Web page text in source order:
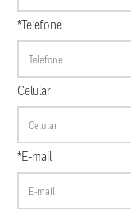
*Telefone
Celular
*E-mail